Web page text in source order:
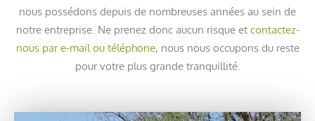
nous possédons depuis de nombreuses années au sein de
notre entreprise. Ne prenez donc aucun risque et contactez-
nous par e-mail ou téléphone, nous nous occupons du reste
pour votre plus grande tranquillité.